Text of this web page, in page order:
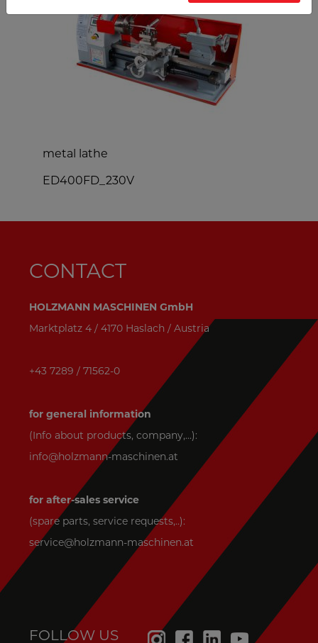
metal lathe
ED400FD_230V
CONTACT
HOLZMANN MASCHINEN GmbH
Marktplatz 4 / 4170 Haslach / Austria
+43 7289 / 71562-0
for general information
(Info about products, company,...):
info@holzmann-maschinen.at
for after-sales service
(spare parts, service requests,..):
service@holzmann-maschinen.at
FOLLOW US